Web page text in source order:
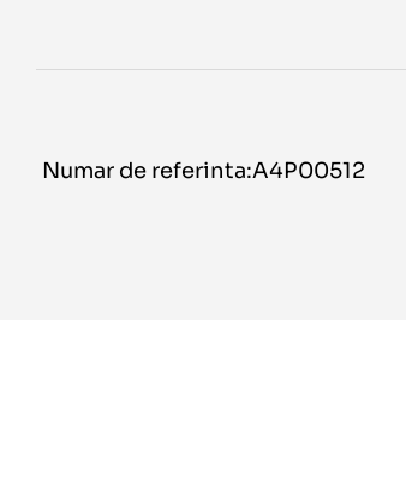
Numar de referinta:A4P00512